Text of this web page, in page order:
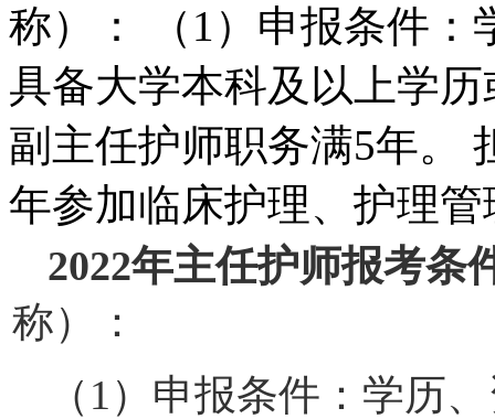
称）： （1）申报条件：
具备大学本科及以上学
副主任护师职务满5年。
年参加临床护理、护理
2022年主任护师报考条
称）：
（1）申报条件：学历